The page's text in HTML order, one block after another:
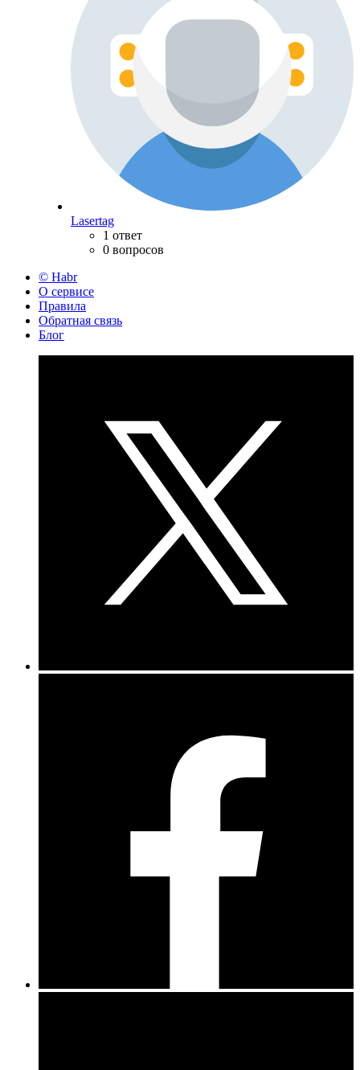
Lasertag
1 ответ
0 вопросов
© Habr
О сервисе
Правила
Обратная связь
Блог